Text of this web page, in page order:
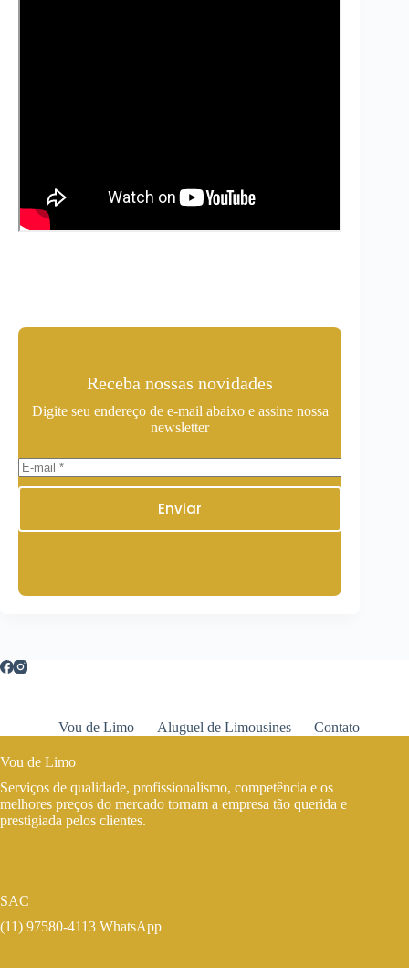
Receba nossas novidades
Digite seu endereço de e-mail abaixo e assine nossa
newsletter
Enviar
Vou de Limo Aluguel de Limousines Contato
Vou de Limo
Serviços de qualidade, profissionalismo, competência e os
melhores preços do mercado tornam a empresa tão querida e
prestigiada pelos clientes.
SAC
(11) 97580-4113 WhatsApp